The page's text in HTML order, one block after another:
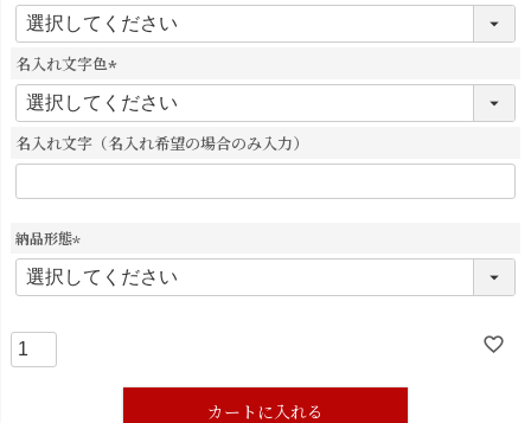
(
必
須
)
名入れ文字色
(
必
須
)
名入れ文字（名入れ希望の場合のみ入力）
納品形態
(
必
カートに入れる